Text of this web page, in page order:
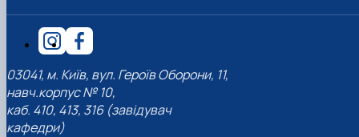
03041, м. Київ, вул. Героїв Оборони, 11,
навч.корпус № 10,
каб. 410, 413, 316 (завідувач
кафедри)